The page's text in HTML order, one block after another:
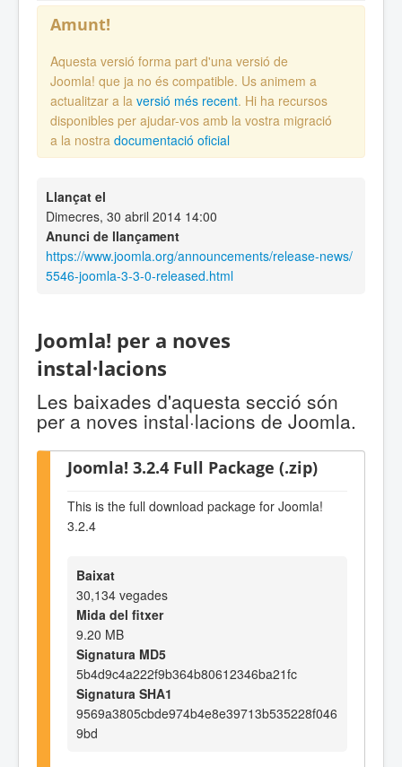
Amunt!
Aquesta versió forma part d'una versió de
Joomla! que ja no és compatible. Us animem a
actualitzar a la versió més recent. Hi ha recursos
disponibles per ajudar-vos amb la vostra migració
a la nostra documentació oficial
Llançat el
Dimecres, 30 abril 2014 14:00
Anunci de llançament
https://www.joomla.org/announcements/release-news/
5546-joomla-3-3-0-released.html
Joomla! per a noves
instal·lacions
Les baixades d'aquesta secció són
per a noves instal·lacions de Joomla.
Joomla! 3.2.4 Full Package (.zip)
This is the full download package for Joomla!
3.2.4
Baixat
30,134 vegades
Mida del fitxer
9.20 MB
Signatura MD5
5b4d9c4a222f9b364b80612346ba21fc
Signatura SHA1
9569a3805cbde974b4e8e39713b535228f046
9bd